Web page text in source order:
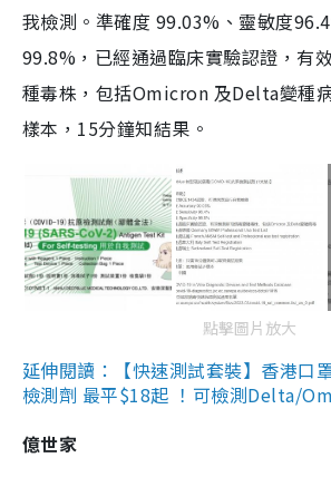
我檢測。準確度 99.03%、靈敏度
99.8%，已經通過臨床實驗認證，有
種毒株，包括Omicron 及Delta變種
樣本，15分鐘知結果。
點擊圖片放大
延伸閱讀：【快速測試套裝】香港口
檢測劑 最平$18起 ！可檢測Delta/
億世家